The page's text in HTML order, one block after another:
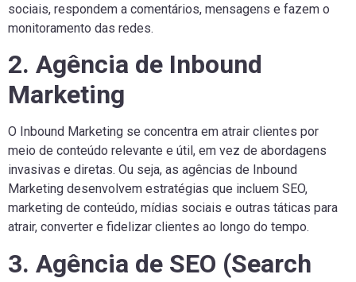
sociais, respondem a comentários, mensagens e fazem o
monitoramento das redes.
2. Agência de Inbound
Marketing
O Inbound Marketing se concentra em atrair clientes por
meio de conteúdo relevante e útil, em vez de abordagens
invasivas e diretas. Ou seja, as agências de Inbound
Marketing desenvolvem estratégias que incluem SEO,
marketing de conteúdo, mídias sociais e outras táticas para
atrair, converter e fidelizar clientes ao longo do tempo.
3. Agência de SEO (Search